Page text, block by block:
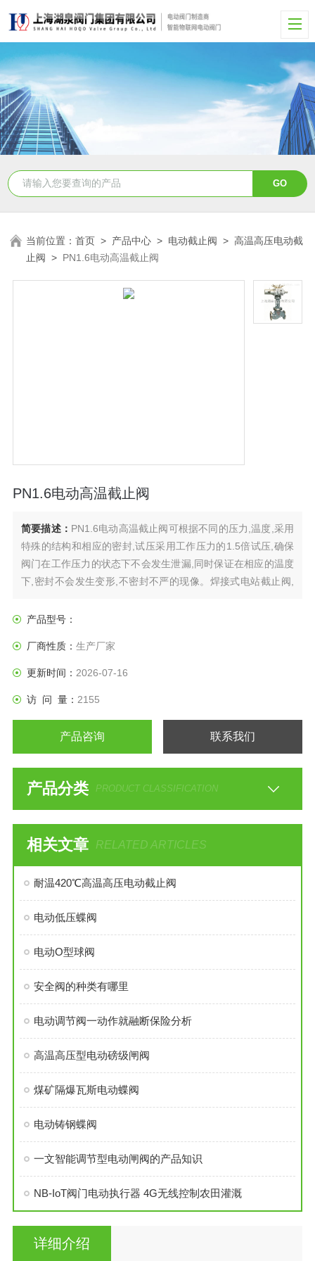
当前位置：首页 > 产品中心 > 电动截止阀 >高温高压电动截
止阀 > PN1.6电动高温截止阀
PN1.6电动高温截止阀
简要描述： PN1.6电动高温截止阀可根据不同的压力,温度,采用
特殊的结构和相应的密封,试压采用工作压力的1.5倍试压,确保
阀门在工作压力的状态下不会发生泄漏,同时保证在相应的温度
下,密封不会发生变形,不密封不严的现像。焊接式电站截止阀,
其安装方便,制造合理,经济简单,所以大量使用在电力工程等管
产品型号：
厂商性质： 生产厂家
更新时间： 2026-07-16
访 问 量： 2155
产品咨询 联系我们
产品分类 PRODUCT CLASSIFICATION
相关文章 RELATED ARTICLES
耐温420℃高温高压电动截止阀
电动低压蝶阀
电动O型球阀
安全阀的种类有哪里
电动调节阀一动作就融断保险分析
高温高压型电动磅级闸阀
煤矿隔爆瓦斯电动蝶阀
电动铸钢蝶阀
一文智能调节型电动闸阀的产品知识
NB-IoT阀门电动执行器 4G无线控制农田灌溉
详细介绍